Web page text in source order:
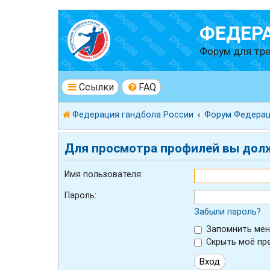
Форум для
Ссылки FAQ
Федерация гандбола России Форум
Для просмотра профилей вы
Имя пользователя:
Пароль:
Забыли пароль?
Запомнить
Скрыть моё